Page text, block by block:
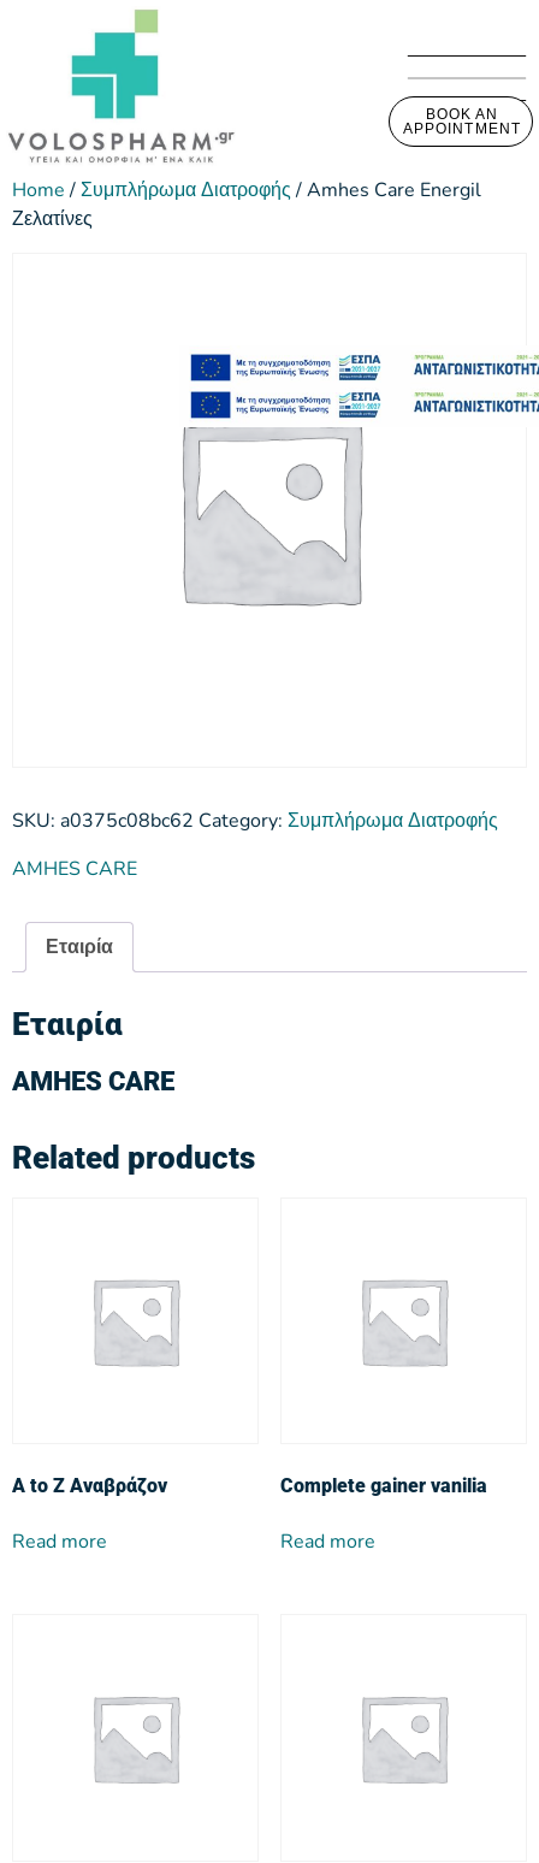
BOOK AN
APPOINTMENT
Home/Συμπλήρωμα Διατροφής/ Amhes Care Energil
Ζελατίνες
SKU: a0375c08bc62 Category: Συμπλήρωμα Διατροφής
AMHES CARE
Εταιρία
Εταιρία
AMHES CARE
Related products
A to Z Αναβράζον
Read more
Complete gainer vanilia
Read more